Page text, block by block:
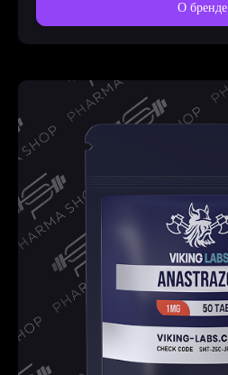
О бренде